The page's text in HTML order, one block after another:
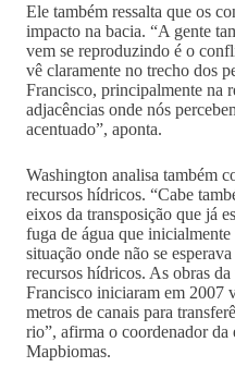
Ele também ressalta que os
impacto na bacia. “A gente
vem se reproduzindo é o
vê claramente no trecho dos
Francisco, principalmente na
adjacências onde nós
acentuado”, aponta.
Washington analisa também
recursos hídricos. “Cabe
eixos da transposição que já
fuga de água que
situação onde não se
recursos hídricos. As obras
Francisco iniciaram em 2007
metros de canais para
rio”, afirma o coordenador da
Mapbiomas.